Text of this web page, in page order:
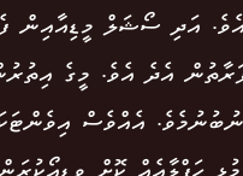
އަދި ސޯޝަލް މީޑިއާއިން
އެދެ އެވެ. މީގެ
އެއްވެސް